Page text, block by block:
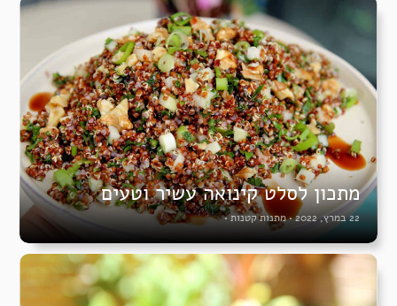
מתכון לסלט קינואה עשיר וטעים
22 במרץ, 2022 •מתנות קטנות•